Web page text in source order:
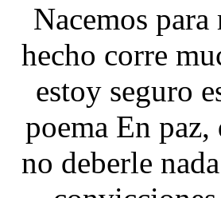
Nacemos
hecho corre
estoy seguro
poema En
no deberle